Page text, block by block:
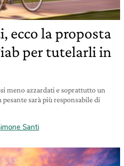
ecco la proposta
per tutelarli in
meno azzardati e soprattutto un
sarà più responsabile di
Santi